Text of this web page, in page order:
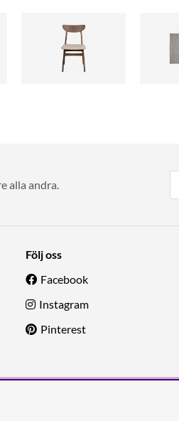
alla andra.
Följ oss
Facebook
Instagram
Pinterest